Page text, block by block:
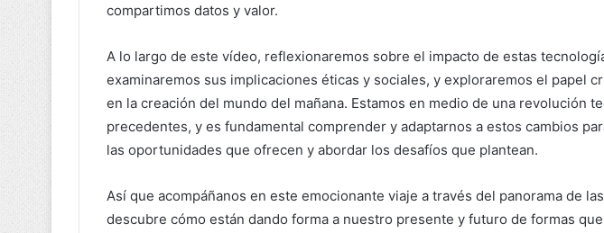
compartimos datos y valor.
A lo largo de este vídeo, reflexionaremos sobre el impacto de estas
examinaremos sus implicaciones éticas y sociales, y exploraremos el papel
en la creación del mundo del mañana. Estamos en medio de una revolución
precedentes, y es fundamental comprender y adaptarnos a estos cambios
las oportunidades que ofrecen y abordar los desafíos que plantean.
Así que acompáñanos en este emocionante viaje a través del panorama de
descubre cómo están dando forma a nuestro presente y futuro de formas